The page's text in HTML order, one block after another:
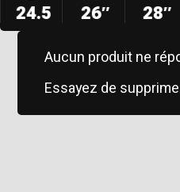
24.5 26″ 28″
Aucun produit ne
Essayez de